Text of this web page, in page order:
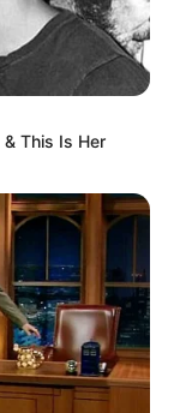
This Is Her